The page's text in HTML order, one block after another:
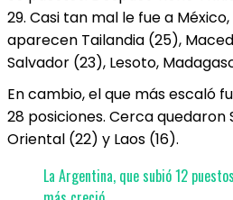
29. Casi tan mal le fue a
aparecen Tailandia (25),
Salvador (23), Lesoto,
En cambio, el que más escaló
28 posiciones. Cerca quedaron
Oriental (22) y Laos (16).
La Argentina, que subió 12